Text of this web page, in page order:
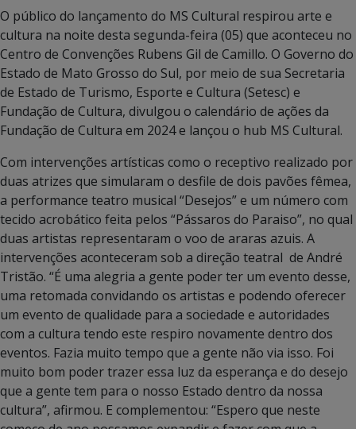
O público do lançamento do MS Cultural respirou arte e
cultura na noite desta segunda-feira (05) que aconteceu no
Centro de Convenções Rubens Gil de Camillo. O Governo do
Estado de Mato Grosso do Sul, por meio de sua Secretaria
de Estado de Turismo, Esporte e Cultura (Setesc) e
Fundação de Cultura, divulgou o calendário de ações da
Fundação de Cultura em 2024 e lançou o hub MS Cultural.
Com intervenções artísticas como o receptivo realizado por
duas atrizes que simularam o desfile de dois pavões fêmea,
a performance teatro musical “Desejos” e um número com
tecido acrobático feita pelos “Pássaros do Paraiso”, no qual
duas artistas representaram o voo de araras azuis. A
intervenções aconteceram sob a direção teatral de André
Tristão. “É uma alegria a gente poder ter um evento desse,
uma retomada convidando os artistas e podendo oferecer
um evento de qualidade para a sociedade e autoridades
com a cultura tendo este respiro novamente dentro dos
eventos. Fazia muito tempo que a gente não via isso. Foi
muito bom poder trazer essa luz da esperança e do desejo
que a gente tem para o nosso Estado dentro da nossa
cultura”, afirmou. E complementou: “Espero que neste